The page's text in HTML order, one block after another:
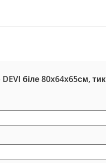
біле 80x64x65см, тик